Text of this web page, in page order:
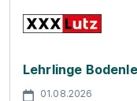
Lehrlinge
01.08.2026